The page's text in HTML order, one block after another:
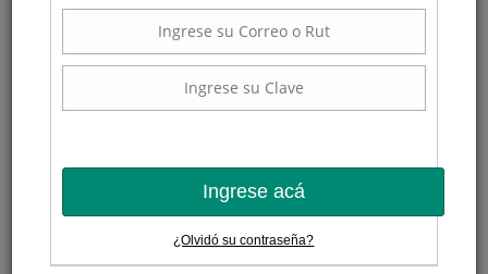
Ingrese acá
¿Olvidó su contraseña?